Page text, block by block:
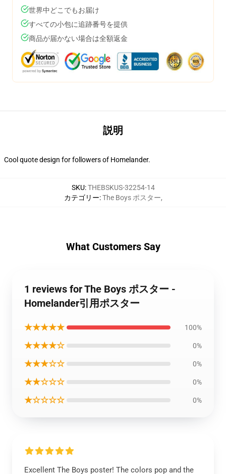
世界中どこでもお届け
すべての小包に追跡番号を提供
商品が届かない場合は全額返金
説明
Cool quote design for followers of Homelander.
SKU:THEBSKUS-32254-14
カテゴリー:The Boys ポスター,
What Customers Say
1 reviews for The Boys ポスター -
Homelander引用ポスター
★★★★★ 100%
★★★★☆ 0%
★★★☆☆ 0%
★★☆☆☆ 0%
★☆☆☆☆ 0%
Excellent The Boys poster! The colors pop and the